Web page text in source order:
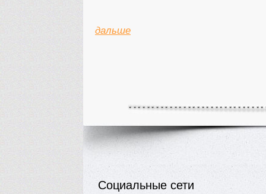
дальше
Социальные сети